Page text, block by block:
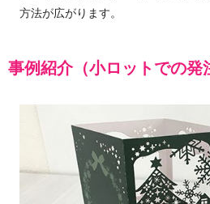
方法が広がります。
事例紹介（小ロットでの発